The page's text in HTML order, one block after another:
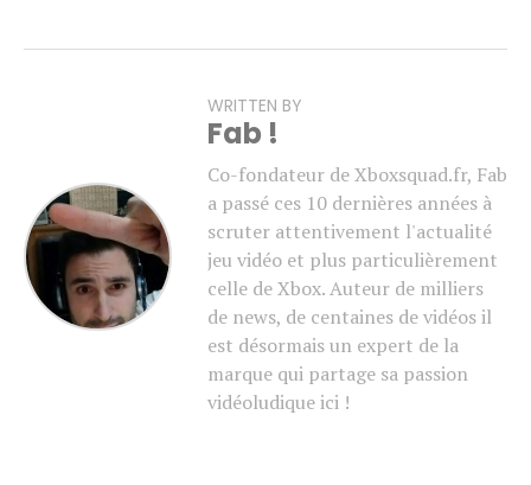
WRITTEN BY
Fab !
Co-fondateur de Xboxsquad.fr, Fab
a passé ces 10 dernières années à
scruter attentivement l'actualité
jeu vidéo et plus particulièrement
celle de Xbox. Auteur de milliers
de news, de centaines de vidéos il
est désormais un expert de la
marque qui partage sa passion
vidéoludique ici !